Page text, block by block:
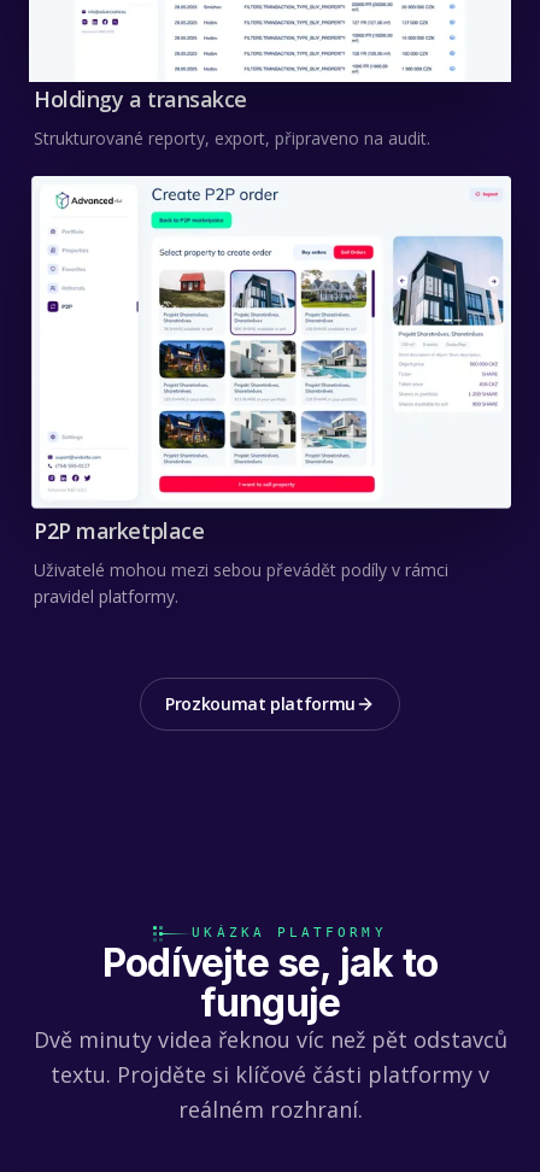
Holdingy a transakce
Strukturované reporty, export, připraveno na audit.
P2P marketplace
Uživatelé mohou mezi sebou převádět podíly v rámci
pravidel platformy.
Prozkoumat platformu
UKÁZKA PLATFORMY
Podívejte se, jak to
funguje
Dvě minuty videa řeknou víc než pět odstavců
textu. Projděte si klíčové části platformy v
reálném rozhraní.